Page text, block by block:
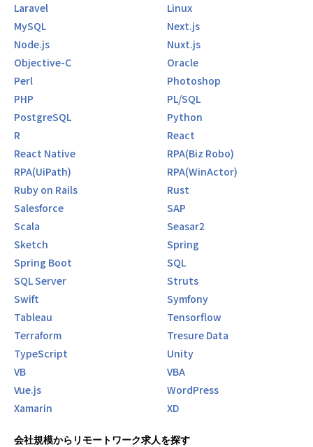
Laravel
Linux
MySQL
Next.js
Node.js
Nuxt.js
Objective-C
Oracle
Perl
Photoshop
PHP
PL/SQL
PostgreSQL
Python
R
React
React Native
RPA(Biz Robo)
RPA(UiPath)
RPA(WinActor)
Ruby on Rails
Rust
Salesforce
SAP
Scala
Seasar2
Sketch
Spring
Spring Boot
SQL
SQL Server
Struts
Swift
Symfony
Tableau
Tensorflow
Terraform
Tresure Data
TypeScript
Unity
VB
VBA
Vue.js
WordPress
Xamarin
XD
会社規模からリモートワーク求人を探す